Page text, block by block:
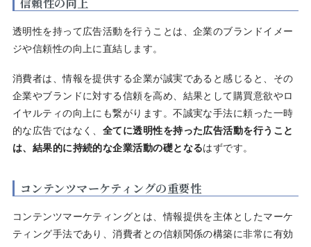
透明性を持って広告活動を行うことは、企業のブランドイメー
ジや信頼性の向上に直結します。
消費者は、情報を提供する企業が誠実であると感じると、その
企業やブランドに対する信頼を高め、結果として購買意欲やロ
イヤルティの向上にも繋がります。不誠実な手法に頼った一時
的な広告ではなく、 全てに透明性を持った広告活動を行うこと
は、結果的に持続的な企業活動の礎となるはずです。
コンテンツマーケティングの重要性
コンテンツマーケティングとは、情報提供を主体としたマーケ
ティング手法であり、消費者との信頼関係の構築に非常に有効